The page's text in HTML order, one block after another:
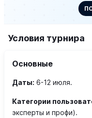
Условия турнира
Основные
Даты: 6-12 июля.
Категории
эксперты и профи).